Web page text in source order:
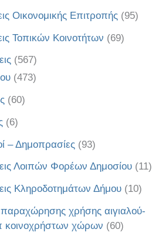
Οικονομικής Επιτροπής (95)
Τοπικών Κοινοτήτων (69)
(567)
(473)
(60)
(6)
– Δημοπρασίες (93)
Λοιπών Φορέων Δημοσίου (11)
Κληροδοτημάτων Δήμου (10)
χρήσης αιγιαλού-
κοινοχρήστων χώρων (60)